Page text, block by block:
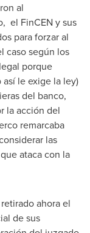
al
el FinCEN y sus
para forzar al
caso según los
porque
le exige la ley)
del banco,
la acción del
remarcaba
las
ataca con la
ahora el
de sus